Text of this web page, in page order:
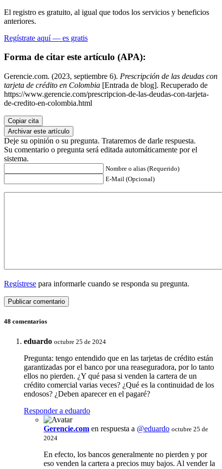
El registro es gratuito, al igual que todos los servicios y beneficios
anteriores.
Regístrate aquí — es gratis
Forma de citar este artículo (APA):
Gerencie.com. (2023, septiembre 6). Prescripción de las deudas con
tarjeta de crédito en Colombia [Entrada de blog]. Recuperado de
https://www.gerencie.com/prescripcion-de-las-deudas-con-tarjeta-
de-credito-en-colombia.html
Copiar cita
Archivar este artículo
Deje su opinión o su pregunta. Trataremos de darle respuesta.
Su comentario o pregunta será editada automáticamente por el
sistema.
Nombre o alias (Requerido)
E-Mail (Opcional)
Regístrese para informarle cuando se responda su pregunta.
48 comentarios
eduardo octubre 25 de 2024
Pregunta: tengo entendido que en las tarjetas de crédito están
garantizadas por el banco por una reaseguradora, por lo tanto
ellos no pierden. ¿Y qué pasa si venden la cartera de un
crédito comercial varias veces? ¿Qué es la continuidad de los
endosos? ¿Deben aparecer en el pagaré?
Responder a eduardo
Gerencie.com en respuesta a @eduardo octubre 25 de
2024
En efecto, los bancos generalmente no pierden y por
eso venden la cartera a precios muy bajos. Al vender la